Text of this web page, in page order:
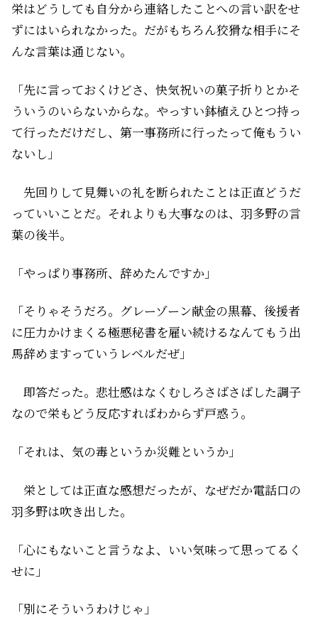
栄はどうしても自分から連絡したことへの言い訳をせ
ずにはいられなかった。だがもちろん狡猾な相手にそ
んな言葉は通じない。
「先に言っておくけどさ、快気祝いの菓子折りとかそ
ういうのいらないからな。やっすい鉢植えひとつ持っ
て行っただけだし、第一事務所に行ったって俺もうい
ないし」
先回りして見舞いの礼を断られたことは正直どうだ
っていいことだ。それよりも大事なのは、羽多野の言
葉の後半。
「やっぱり事務所、辞めたんですか」
「そりゃそうだろ。グレーゾーン献金の黒幕、後援者
に圧力かけまくる極悪秘書を雇い続けるなんてもう出
馬辞めますっていうレベルだぜ」
即答だった。悲壮感はなくむしろさばさばした調子
なので栄もどう反応すればわからず戸惑う。
「それは、気の毒というか災難というか」
栄としては正直な感想だったが、なぜだか電話口の
羽多野は吹き出した。
「心にもないこと言うなよ、いい気味って思ってるく
せに」
「別にそういうわけじゃ」